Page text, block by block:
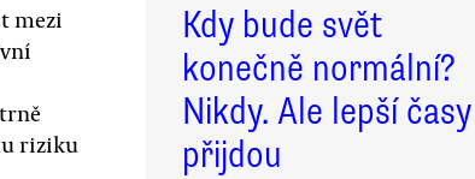
Kdy bude svět
konečně normální?
Nikdy. Ale lepší časy
přijdou
mezi
riziku